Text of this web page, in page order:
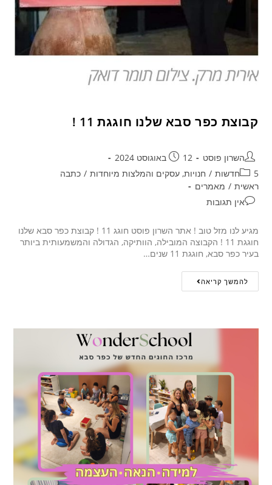
קבוצת כפר סבא שלנו חוגגת 11 !
השרון פוסט
12 באוגוסט 2024
5חדשות
/ חנויות, עסקים והמלצות מיוחדות / כתבה
ראשית / מאמרים
אין תגובות
מגיע לנו מזל טוב ! אתר השרון פוסט חוגג 11 ! קבוצת כפר סבא שלנו
חוגגת 11 ! הקבוצה המובילה, הוותיקה, הגדולה והמשמעותית ביותר
בעיר כפר סבא, חוגגת 11 שנים…
להמשך קריאה